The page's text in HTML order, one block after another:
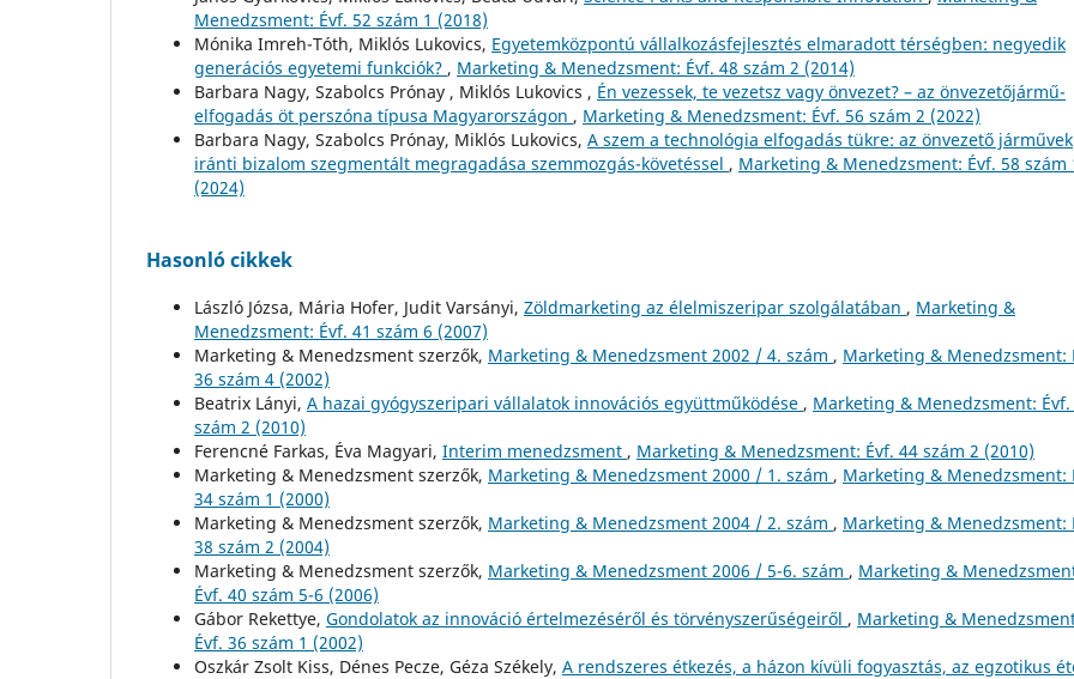
Menedzsment: Évf. 52 szám 1 (2018)
Mónika Imreh-Tóth, Miklós Lukovics, Egyetemközpontú vállalkozásfejlesztés elmaradott térségben: negyedik
generációs egyetemi funkciók? , Marketing & Menedzsment: Évf. 48 szám 2 (2014)
Barbara Nagy, Szabolcs Prónay , Miklós Lukovics , Én vezessek, te vezetsz vagy önvezet? – az önvezetőjármű-
elfogadás öt perszóna típusa Magyarországon , Marketing & Menedzsment: Évf. 56 szám 2 (2022)
Barbara Nagy, Szabolcs Prónay, Miklós Lukovics, A szem a technológia elfogadás tükre: az önvezető járművek
iránti bizalom szegmentált megragadása szemmozgás-követéssel , Marketing & Menedzsment: Évf. 58 szám
(2024)
Hasonló cikkek
László Józsa, Mária Hofer, Judit Varsányi, Zöldmarketing az élelmiszeripar szolgálatában , Marketing &
Menedzsment: Évf. 41 szám 6 (2007)
Marketing & Menedzsment szerzők, Marketing & Menedzsment 2002 / 4. szám , Marketing & Menedzsment:
36 szám 4 (2002)
Beatrix Lányi, A hazai gyógyszeripari vállalatok innovációs együttműködése , Marketing & Menedzsment: Évf.
szám 2 (2010)
Ferencné Farkas, Éva Magyari, Interim menedzsment , Marketing & Menedzsment: Évf. 44 szám 2 (2010)
Marketing & Menedzsment szerzők, Marketing & Menedzsment 2000 / 1. szám , Marketing & Menedzsment:
34 szám 1 (2000)
Marketing & Menedzsment szerzők, Marketing & Menedzsment 2004 / 2. szám , Marketing & Menedzsment:
38 szám 2 (2004)
Marketing & Menedzsment szerzők, Marketing & Menedzsment 2006 / 5-6. szám , Marketing &
Évf. 40 szám 5-6 (2006)
Gábor Rekettye, Gondolatok az innováció értelmezéséről és törvényszerűségeiről , Marketing &
Évf. 36 szám 1 (2002)
Oszkár Zsolt Kiss, Dénes Pecze, Géza Székely, A rendszeres étkezés, a házon kívüli fogyasztás, az egzotikus